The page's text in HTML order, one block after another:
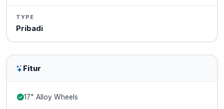
TYPE
Pribadi
Fitur
17" Alloy Wheels